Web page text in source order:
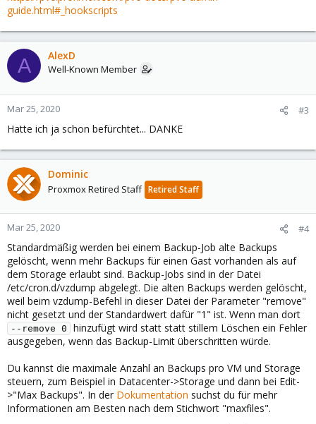
guide.html#_hookscripts
A AlexD
Well-Known Member
Mar 25, 2020 #3
Hatte ich ja schon befürchtet... DANKE
Dominic
Proxmox Retired Staff Retired Staff
Mar 25, 2020 #4
Standardmäßig werden bei einem Backup-Job alte Backups
gelöscht, wenn mehr Backups für einen Gast vorhanden als auf
dem Storage erlaubt sind. Backup-Jobs sind in der Datei
/etc/cron.d/vzdump abgelegt. Die alten Backups werden gelöscht,
weil beim vzdump-Befehl in dieser Datei der Parameter "remove"
nicht gesetzt und der Standardwert dafür "1" ist. Wenn man dort
--remove 0
hinzufügt wird statt statt stillem Löschen ein Fehler
ausgegeben, wenn das Backup-Limit überschritten würde.
Du kannst die maximale Anzahl an Backups pro VM und Storage
steuern, zum Beispiel in Datacenter->Storage und dann bei Edit-
>"Max Backups". In der Dokumentation suchst du für mehr
Informationen am Besten nach dem Stichwort "maxfiles".